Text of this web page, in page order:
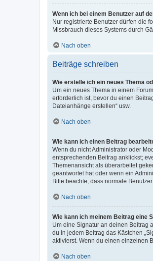
Wenn ich bei einem Benutzer auf
Nur registrierte Benutzer dürfen die
Missbrauch dieses Systems durch
Nach oben
Beiträge schreiben
Wie erstelle ich ein neues Thema
Um ein neues Thema in einem
erforderlich ist, bevor du einen
Dateianhänge erstellen“ usw.
Nach oben
Wie kann ich einen Beitrag
Wenn du nicht Administrator oder
entsprechenden Beitrag anklickst;
Themenansicht als überarbeitet
geantwortet hat oder wenn ein
Bitte beachte, dass normale
Nach oben
Wie kann ich meinem Beitrag eine
Um eine Signatur an deinen Beitrag
du in jedem Beitrag das Kästchen
aktivierst. Wenn du einen einzelnen
Nach oben